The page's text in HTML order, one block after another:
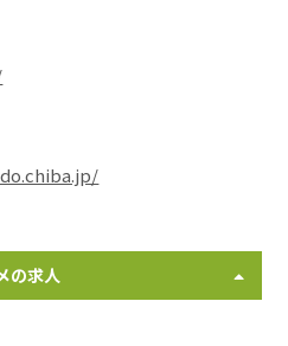
の求人